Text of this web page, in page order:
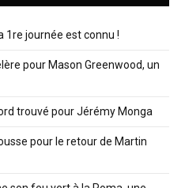
1re journée est connu !
pour Mason Greenwood, un
trouvé pour Jérémy Monga
pour le retour de Martin